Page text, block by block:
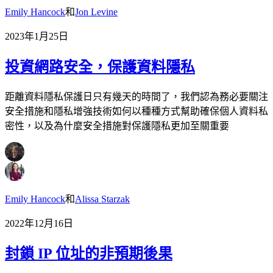
Emily Hancock和Jon Levine
2023年1月25日
投資網路安全，保護資料隱私
距離資料隱私保護日只有幾天的時間了，我們認為務必要關注
安全措施和隱私增強技術如何以種種方式幫助確保個人資料私
密性，以及為什麼安全措施對保護隱私更加至關重要
Emily Hancock和Alissa Starzak
2022年12月16日
封鎖 IP 位址的非預期後果